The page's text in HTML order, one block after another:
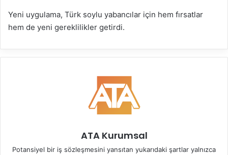
Yeni uygulama, Türk soylu yabancılar için hem fırsatlar
hem de yeni gereklilikler getirdi.
ATA Kurumsal
Potansiyel bir iş sözleşmesini yansıtan yukarıdaki şartlar yalnızca